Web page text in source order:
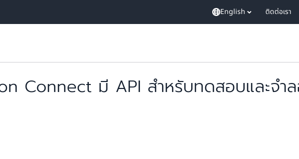
English ติดต่อเรา
Connect มี API สำหรับทดสอบและจำล